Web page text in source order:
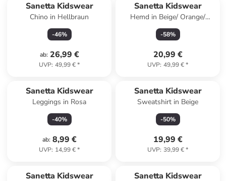
Sanetta Kidswear
Chino in Hellbraun
-46%
ab: 26,99 €
UVP: 49,99 €*
Sanetta Kidswear
Hemd in Beige/ Orange/
Dunkelblau
-58%
20,99 €
UVP: 49,99 €*
Sanetta Kidswear
Leggings in Rosa
-40%
ab: 8,99 €
UVP: 14,99 €*
Sanetta Kidswear
Sweatshirt in Beige
-50%
19,99 €
UVP: 39,99 €*
Sanetta Kidswear Sanetta Kidswear